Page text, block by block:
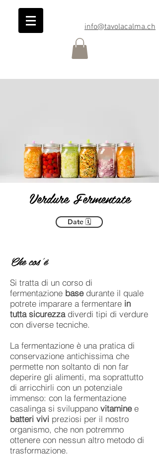
info@tavolacalma.ch
Verdure Fermentate
Date 🗓️
Che cos'è
Si tratta di un corso di
fermentazione base durante il quale
potrete imparare a fermentare in
tutta sicurezzadiverdi tipi di verdure
con diverse tecniche.
La fermentazione è una pratica di
conservazione antichissima che
permette non soltanto di non far
deperire gli alimenti, ma soprattutto
di arricchirli con un potenziale
immenso: con la fermentazione
casalinga si sviluppano vitaminee
batteri vivi preziosi per il nostro
organismo, che non potremmo
ottenere con nessun altro metodo di
trasformazione.